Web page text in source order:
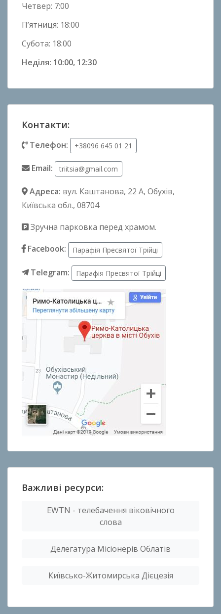
Четвер: 7:00
П’ятниця: 18:00
Субота: 18:00
Неділя: 10:00, 12:30
Контакти:
Телефон: +38096 645 01 21
Email: triitsia@gmail.com
Адреса: вул. Каштанова, 22 А, Обухів,
Київська обл., 08704
Зручна парковка перед храмом.
Facebook:
Парафія Пресвятої Трійці
Telegram: Парафія Пресвятої Трійці
Важливі ресурси:
EWTN - телебачення віковічного
слова
Делегатура Місіонерів Облатів
Київсько-Житомирська Дієцезія